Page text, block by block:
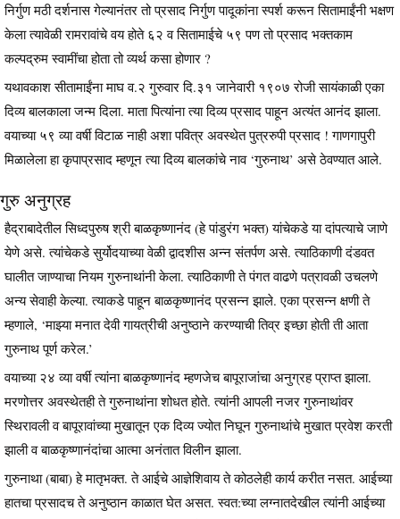
निर्गुण मठी दर्शनास गेल्यानंतर तो प्रसाद निर्गुण पादूकांना स्पर्श करून सितामाईंनी भक्षण
केला त्यावेळी रामरावांचे वय होते ६२ व सितामाईचे ५९ पण तो प्रसाद भक्तकाम
कल्पद्रुम स्वामींचा होता तो व्यर्थ कसा होणार ?
यथावकाश सीतामाईंना माघ व.२ गुरुवार दि.३१ जानेवारी १९०७ रोजी सायंकाळी एका
दिव्य बालकाला जन्म दिला. माता पित्यांना त्या दिव्य प्रसाद पाहून अत्यंत आनंद झाला.
वयाच्या ५९ व्या वर्षी विटाळ नाही अशा पवित्र अवस्थेत पुत्ररुपी प्रसाद ! गाणगापुरी
मिळालेला हा कृपाप्रसाद म्हणून त्या दिव्य बालकांचे नाव ‘गुरुनाथ’ असे ठेवण्यात आले.
गुरु अनुग्रह
हैद्राबादेतील सिध्दपुरुष श्री बाळकृष्णानंद (हे पांडुरंग भक्त) यांचेकडे या दांपत्याचे जाणे
येणे असे. त्यांचेकडे सुर्योदयाच्या वेळी द्वादशीस अन्न संतर्पण असे. त्याठिकाणी दंडवत
घालीत जाण्याचा नियम गुरुनाथांनी केला. त्याठिकाणी ते पंगत वाढणे पत्रावळी उचलणे
अन्य सेवाही केल्या. त्याकडे पाहून बाळकृष्णानंद प्रसन्न झाले. एका प्रसन्न क्षणी ते
म्हणाले, ‘माझ्या मनात देवी गायत्रीची अनुष्ठाने करण्याची तिव्र इच्छा होती ती आता
गुरुनाथ पूर्ण करेल.’
वयाच्या २४ व्या वर्षी त्यांना बाळकृष्णानंद म्हणजेच बापूराजांचा अनुग्रह प्राप्त झाला.
मरणोत्तर अवस्थेतही ते गुरुनाथांना शोधत होते. त्यांनी आपली नजर गुरुनाथांवर
स्थिरावली व बापूरावांच्या मुखातून एक दिव्य ज्योत निघून गुरुनाथांचे मुखात प्रवेश करती
झाली व बाळकृष्णानंदांचा आत्मा अनंतात विलीन झाला.
गुरुनाथा (बाबा) हे मातृभक्त. ते आईचे आज्ञेशिवाय ते कोठलेही कार्य करीत नसत. आईच्या
हातचा प्रसादच ते अनुष्ठान काळात घेत असत. स्वत:च्या लग्नातदेखील त्यांनी आईच्या